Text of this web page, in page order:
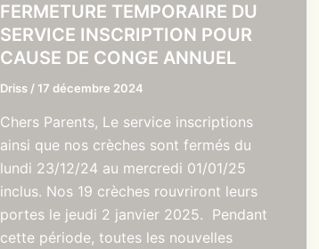
FERMETURE TEMPORAIRE DU
SERVICE INSCRIPTION POUR
CAUSE DE CONGE ANNUEL
Driss / 17 décembre 2024
Chers Parents, Le service inscriptions
ainsi que nos crèches sont fermés du
lundi 23/12/24 au mercredi 01/01/25
inclus. Nos 19 crèches rouvriront leurs
portes le jeudi 2 janvier 2025. Pendant
cette période, toutes les nouvelles